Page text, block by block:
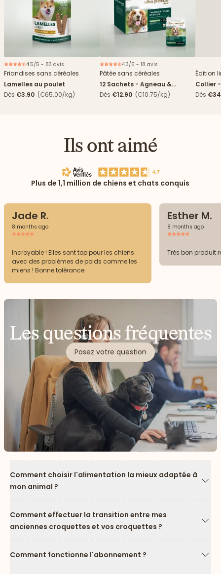
4.5/5 - 83 avis
Friandises sans céréales
Lamelles au poulet
Dès €3.90 (€65.00/kg)
4.3/5 - 18 avis
Pâtée sans céréales
12 Sachets - Agneau &
haricots verts
Dès €12.90 (€10.75/kg)
Édition
Collier
Dès
Ils ont aimé
Plus de 1,1 million de chiens et chats conquis
Jade R.
8 months ago
Incroyable ! Elles sont top pour les chiens
avec des problèmes de poids comme les
miens ! Bonne tolérance
Esther M.
8 months ago
Très bon produit
Les questions fréquentes
Posez votre question
Comment choisir l'alimentation la mieux adaptée à
mon animal ?
Comment effectuer la transition entre mes
anciennes croquettes et vos croquettes ?
Comment fonctionne l'abonnement ?